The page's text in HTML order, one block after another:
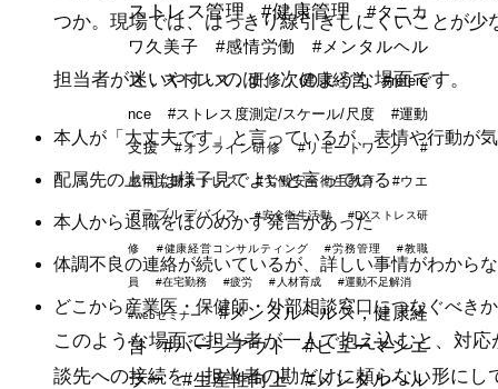
つか。現場では、はっきり線引きしにくいことが少
担当者が迷いやすいのは、次のような場面です。
本人が「大丈夫です」と言っているが、表情や行動が
配属先の上司は様子見でよいと言っている
本人から退職をほのめかす発言があった
体調不良の連絡が続いているが、詳しい事情がわから
どこから産業医・保健師・外部相談窓口につなぐべき
このような場面で担当者が一人で抱え込むと、対
談先への接続を、担当者の勘だけに頼らない形にし
ストレス管理
#健康管理
#タニカ
ワ久美子
#感情労働
#メンタルヘル
ス，ストレス，研修，健康経営
#refere
nce
#ストレス度測定/スケール/尺度
#運動
支援
#オンライン研修 #リモートワーク #
感情労働ストレス #労働安全衛生教育 #ウエ
アラブルデバイス #安全衛生活動 #DXストレス研
修 #健康経営コンサルティング #労務管理 #教職
員 #在宅勤務 #疲労 #人材育成 #運動不足解消
#webセミナー
#メンタルヘルス，健康経
営
#バーンアウト
#ヒューマンエ
ラー
#生産性向上
#メンタルヘル